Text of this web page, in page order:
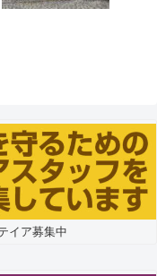
イア募集中